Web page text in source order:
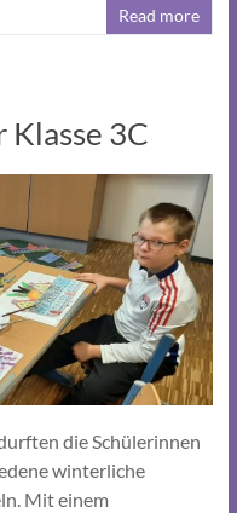
Read more
3C
die Schülerinnen
winterliche
Mit einem